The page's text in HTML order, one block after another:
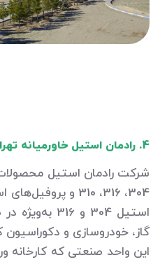
4. رادمان استیل خاورمیانه تهران
شرکت رادمان استیل
304، 316، 310 و
استیل 304 و
گاز، خودروسازی و دکوراسیون
این واحد صنعتی که کارخانه